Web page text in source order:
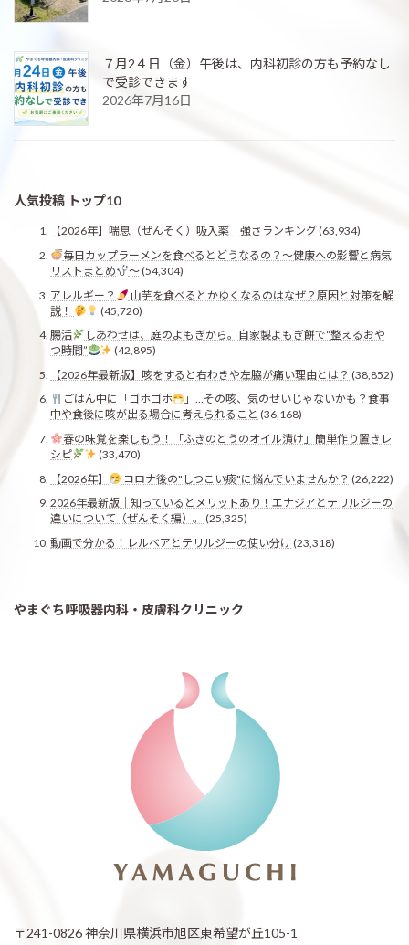
７月2４日（金）午後は、内科初診の方も予約なし
で受診できます
2026年7月16日
人気投稿 トップ10
【2026年】喘息（ぜんそく）吸入薬 強さランキング(63,934)
毎日カップラーメンを食べるとどうなるの？〜健康への影響と病気
リストまとめ
〜(54,304)
アレルギー？
山芋を食べるとかゆくなるのはなぜ？原因と対策を解
説！
(45,720)
腸活
しあわせは、庭のよもぎから。自家製よもぎ餅で“整えるおや
つ時間”
(42,895)
【2026年最新版】咳をすると右わきや左脇が痛い理由とは？ (38,852)
ごはん中に「ゴホゴホ
」…その咳、気のせいじゃないかも？食事
中や食後に咳が出る場合に考えられること (36,168)
春の味覚を楽しもう！「ふきのとうのオイル漬け」簡単作り置きレ
シピ
(33,470)
【2026年】
コロナ後の"しつこい痰"に悩んでいませんか？ (26,222)
2026年最新版｜知っているとメリットあり！エナジアとテリルジーの
違いについて（ぜんそく編）。
(25,325)
動画で分かる！レルベアとテリルジーの使い分け (23,318)
やまぐち呼吸器内科・皮膚科クリニック
〒241-0826 神奈川県横浜市旭区東希望が丘105-1